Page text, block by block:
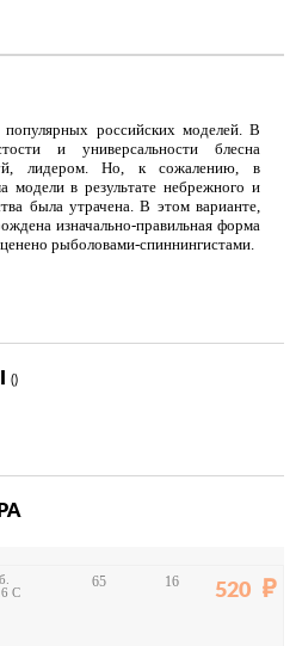
российских моделей. В
и универсальности блесна
лидером. Но, к сожалению, в
модели в результате небрежного и
была утрачена. В этом варианте,
изначально-правильная форма
рыболовами-спиннингистами.
()
C
65 16 520